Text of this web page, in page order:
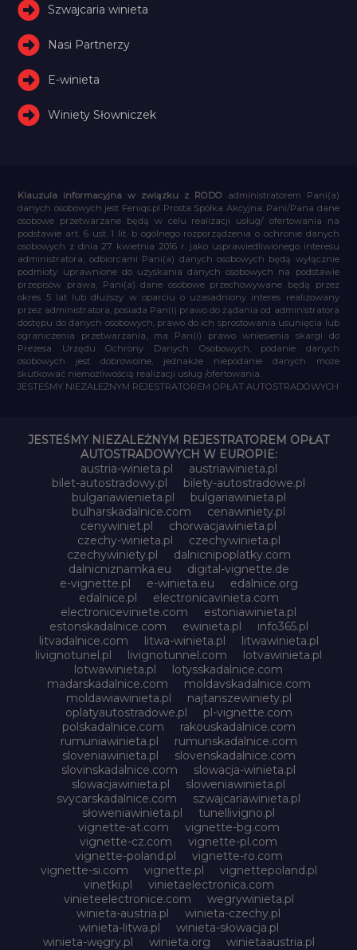
Szwajcaria winieta
Nasi Partnerzy
E-winieta
Winiety Słowniczek
Klauzula informacyjna w związku z RODO administratorem Pani(a)
danych osobowych jest Feniqs.pl Prosta Spółka Akcyjna. Pani/Pana dane
osobowe przetwarzane będą w celu realizacji usług/ ofertowania na
podstawie art. 6 ust. 1 lit. b ogólnego rozporządzenia o ochronie danych
osobowych z dnia 27 kwietnia 2016 r. jako usprawiedliwionego interesu
administratora, odbiorcami Pani(a) danych osobowych będą wyłącznie
podmioty uprawnione do uzyskania danych osobowych na podstawie
przepisów prawa, Pani(a) dane osobowe przechowywane będą przez
okres 5 lat lub dłuższy w oparciu o uzasadniony interes realizowany
przez administratora, posiada Pan(i) prawo do żądania od administratora
dostępu do danych osobowych, prawo do ich sprostowania usunięcia lub
ograniczenia przetwarzania, ma Pan(i) prawo wniesienia skargi do
Prezesa Urzędu Ochrony Danych Osobowych, podanie danych
osobowych jest dobrowolne, jednakże niepodanie danych może
skutkować niemożliwością realizacji usług /ofertowania.
JESTEŚMY NIEZALEŻNYM REJESTRATOREM OPŁAT AUTOSTRADOWYCH
JESTEŚMY NIEZALEŻNYM REJESTRATOREM OPŁAT
AUTOSTRADOWYCH W EUROPIE:
austria-winieta.pl
austriawinieta.pl
bilet-autostradowy.pl
bilety-autostradowe.pl
bulgariawienieta.pl
bulgariawinieta.pl
bulharskadalnice.com
cenawiniety.pl
cenywiniet.pl
chorwacjawinieta.pl
czechy-winieta.pl
czechywinieta.pl
czechywiniety.pl
dalnicnipoplatky.com
dalnicniznamka.eu
digital-vignette.de
e-vignette.pl
e-winieta.eu
edalnice.org
edalnice.pl
electronicavinieta.com
electroniceviniete.com
estoniawinieta.pl
estonskadalnice.com
ewinieta.pl
info365.pl
litvadalnice.com
litwa-winieta.pl
litwawinieta.pl
livignotunel.pl
livignotunnel.com
lotvawinieta.pl
lotwawinieta.pl
lotysskadalnice.com
madarskadalnice.com
moldavskadalnice.com
moldawiawinieta.pl
najtanszewiniety.pl
oplatyautostradowe.pl
pl-vignette.com
polskadalnice.com
rakouskadalnice.com
rumuniawinieta.pl
rumunskadalnice.com
sloveniawinieta.pl
slovenskadalnice.com
slovinskadalnice.com
slowacja-winieta.pl
slowacjawinieta.pl
sloweniawinieta.pl
svycarskadalnice.com
szwajcariawinieta.pl
słoweniawinieta.pl
tunellivigno.pl
vignette-at.com
vignette-bg.com
vignette-cz.com
vignette-pl.com
vignette-poland.pl
vignette-ro.com
vignette-si.com
vignette.pl
vignettepoland.pl
vinetki.pl
vinietaelectronica.com
vinieteelectronice.com
wegrywinieta.pl
winieta-austria.pl
winieta-czechy.pl
winieta-litwa.pl
winieta-słowacja.pl
winieta-węgry.pl
winieta.org
winietaaustria.pl